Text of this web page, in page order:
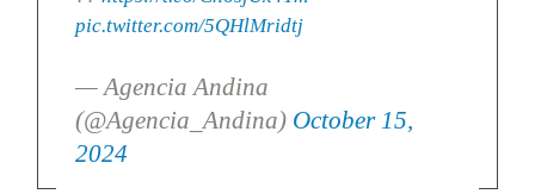
pic.twitter.com/5QHlMridtj
— Agencia Andina
(@Agencia_Andina) October 15,
2024